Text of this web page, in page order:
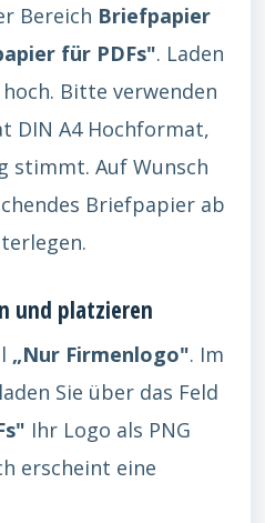
Bereich Briefpapier
für PDFs". Laden
Bitte verwenden
DIN A4 Hochformat,
stimmt. Auf Wunsch
Briefpapier ab
und platzieren
„Nur Firmenlogo". Im
laden Sie über das Feld
Ihr Logo als PNG
erscheint eine